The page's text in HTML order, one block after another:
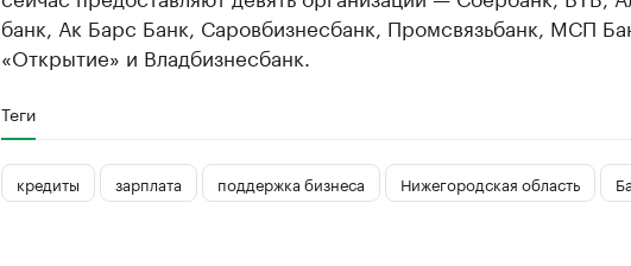
банк, Ак Барс Банк, Саровбизнесбанк, Промсвязьбанк, МСП
«Открытие» и Владбизнесбанк.
Теги
кредиты зарплата поддержка бизнеса Нижегородская область